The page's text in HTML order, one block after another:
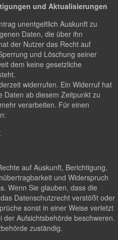
und Aktualisierungen
unentgeltlich Auskunft zu
Daten, die über ihn
der Nutzer das Recht auf
und Löschung seiner
dem keine gesetzliche
widerrufen. Ein Widerruf hat
Daten ab diesem Zeitpunkt zu
verarbeiten. Für einen
auf Auskunft, Berichtigung,
und Widerspruch
Wenn Sie glauben, dass die
Datenschutzrecht verstößt oder
sonst in einer Weise verletzt
Aufsichtsbehörde beschweren.
zuständig.